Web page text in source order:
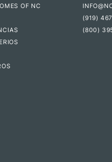
OF NC
(919)
(800)